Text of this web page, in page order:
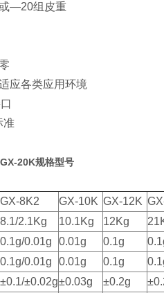
—20组皮重
应各类应用环境
准
20K规格型号
GX-8K2 GX-10K GX-12K
8.1/2.1Kg 10.1Kg 12Kg
0.1g/0.01g 0.01g 0.1g
0.1g/0.01g 0.01g 0.1g
±0.1/±0.02g±0.03g ±0.2g